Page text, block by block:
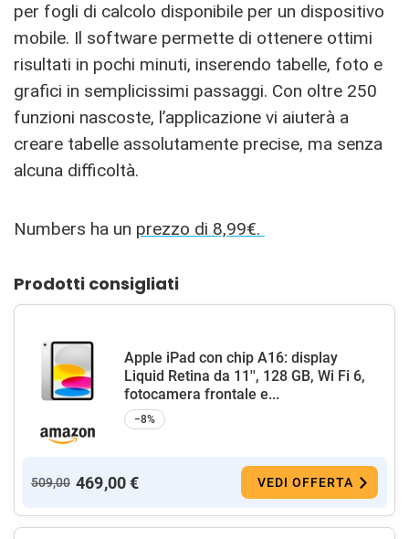
per fogli di calcolo disponibile per un dispositivo
mobile. Il software permette di ottenere ottimi
risultati in pochi minuti, inserendo tabelle, foto e
grafici in semplicissimi passaggi. Con oltre 250
funzioni nascoste, l’applicazione vi aiuterà a
creare tabelle assolutamente precise, ma senza
alcuna difficoltà.
Numbers ha un prezzo di 8,99€.
Prodotti consigliati
Apple iPad con chip A16: display
Liquid Retina da 11'', 128 GB, Wi Fi 6,
fotocamera frontale e...
−8%
509,00 469,00 € VEDI OFFERTA